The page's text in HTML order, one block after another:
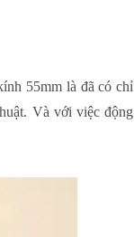
55mm là đã có chỉ
Và với việc động